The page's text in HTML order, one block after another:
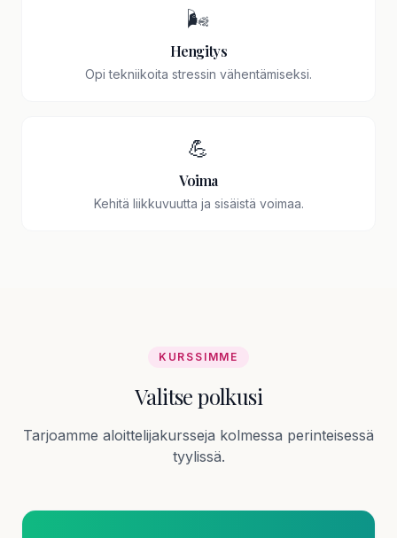
🌬️
Hengitys
Opi tekniikoita stressin vähentämiseksi.
💪
Voima
Kehitä liikkuvuutta ja sisäistä voimaa.
KURSSIMME
Valitse polkusi
Tarjoamme aloittelijakursseja kolmessa perinteisessä
tyylissä.